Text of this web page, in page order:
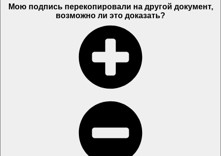
Мою подпись перекопировали на другой документ,
возможно ли это доказать?